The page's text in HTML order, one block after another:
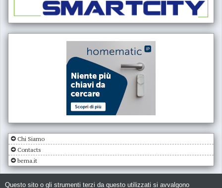
Chi Siamo
Contacts
bema.it
Questo sito o gli strumenti terzi da questo utilizzati si avvalgono